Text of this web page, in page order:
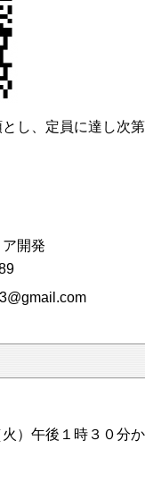
し、定員に達し次
開発
火）午後１時３０分